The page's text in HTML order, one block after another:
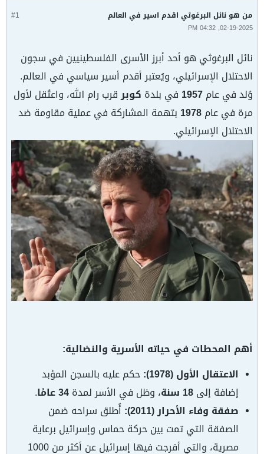
#1 من هو نائل البرغوثي اقدم اسير في العالم
02-19-2025, 04:32 PM
نائل البرغوثي هو أحد أبرز الأسرى الفلسطينيين في سجون
الاحتلال الإسرائيلي، ويُعتبر أقدم أسير سياسي في العالم.
وُلد في عام1957 في بلدة كوبرقرب رام الله، واعتُقل لأول
مرة في عام1978 بتهمة المشاركة في عملية مقاومة ضد
الاحتلال الإسرائيلي.
أهم المحطات في حياته الأسرية والنضالية:
الاعتقال الأول (1978):
حكم عليه بالسجن المؤبد
إضافة إلى18 سنة ، وظل في الأسر لمدة34 عامًا
.
صفقة وفاء الأحرار (2011):
أُطلق سراحه ضمن
الصفقة التي تمت بين حركة حماس وإسرائيل برعاية
مصرية، والتي أفرجت فيها إسرائيل عن أكثر من 1000